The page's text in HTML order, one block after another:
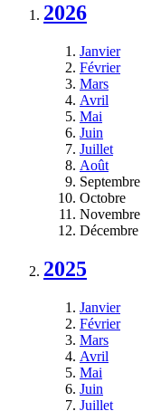
2026
Janvier
Février
Mars
Avril
Mai
Juin
Juillet
Août
Septembre
Octobre
Novembre
Décembre
2025
Janvier
Février
Mars
Avril
Mai
Juin
Juillet